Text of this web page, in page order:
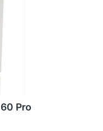
Pro